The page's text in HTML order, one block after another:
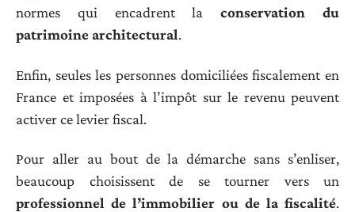
normes qui encadrent laconservation du
patrimoine architectural.
Enfin, seules les personnes domiciliées fiscalement en
France et imposées à l’impôt sur le revenu peuvent
activer ce levier fiscal.
Pour aller au bout de la démarche sans s’enliser,
beaucoup choisissent de se tourner vers un
professionnel de l’immobilier ou de la fiscalité.